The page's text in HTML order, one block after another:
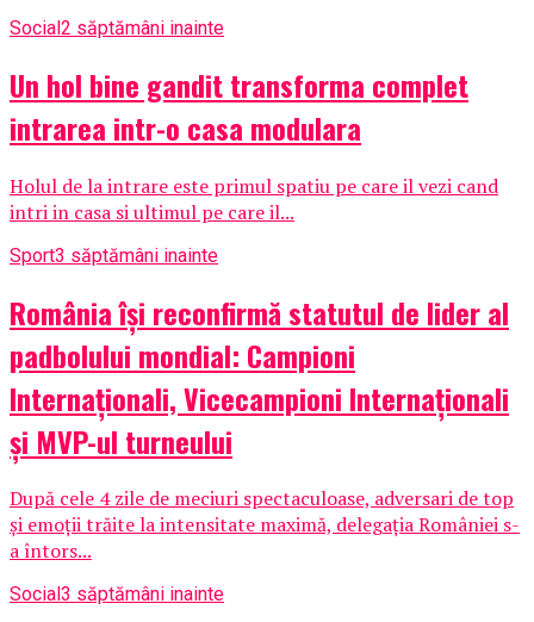
Social2 săptămâni inainte
Un hol bine gandit transforma complet
intrarea intr-o casa modulara
Holul de la intrare este primul spatiu pe care il vezi cand
intri in casa si ultimul pe care il...
Sport3 săptămâni inainte
România își reconfirmă statutul de lider al
padbolului mondial: Campioni
Internaționali, Vicecampioni Internaționali
și MVP-ul turneului
După cele 4 zile de meciuri spectaculoase, adversari de top
și emoții trăite la intensitate maximă, delegația României s-
a întors...
Social 3 săptămâni inainte